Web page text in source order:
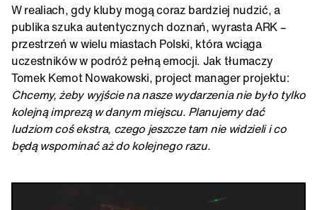
W realiach, gdy kluby mogą coraz bardziej nudzić, a
publika szuka autentycznych doznań, wyrasta ARK –
przestrzeń w wielu miastach Polski, która wciąga
uczestników w podróż pełną emocji. Jak tłumaczy
Tomek Kemot Nowakowski, project manager projektu:
Chcemy, żeby wyjście na nasze wydarzenia nie było tylko
kolejną imprezą w danym miejscu. Planujemy dać
ludziom coś ekstra, czego jeszcze tam nie widzieli i co
będą wspominać aż do kolejnego razu.